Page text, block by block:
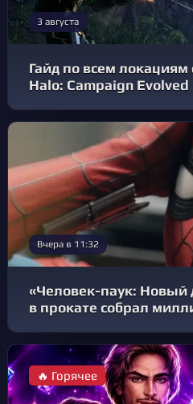
3 августа
Гайд по всем
Halo: Campaign Evolved
Вчера в 11:32
«Человек-паук: Новый
в прокате собрал
🔥 Горячее